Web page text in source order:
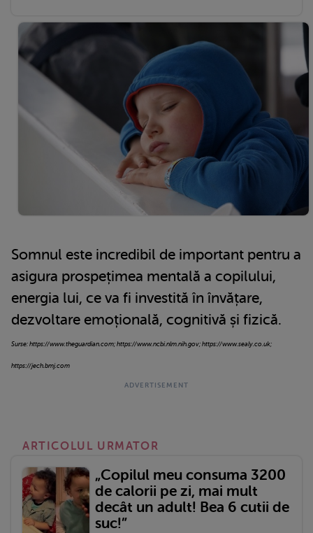
Somnul este incredibil de important pentru a
asigura prospețimea mentală a copilului,
energia lui, ce va fi investită în învățare,
dezvoltare emoțională, cognitivă și fizică.
Surse: https://www.theguardian.com; https://www.ncbi.nlm.nih.gov; https://www.sealy.co.uk;
https://jech.bmj.com
ARTICOLUL URMATOR
„Copilul meu consuma 3200
de calorii pe zi, mai mult
decât un adult! Bea 6 cutii de
suc!”